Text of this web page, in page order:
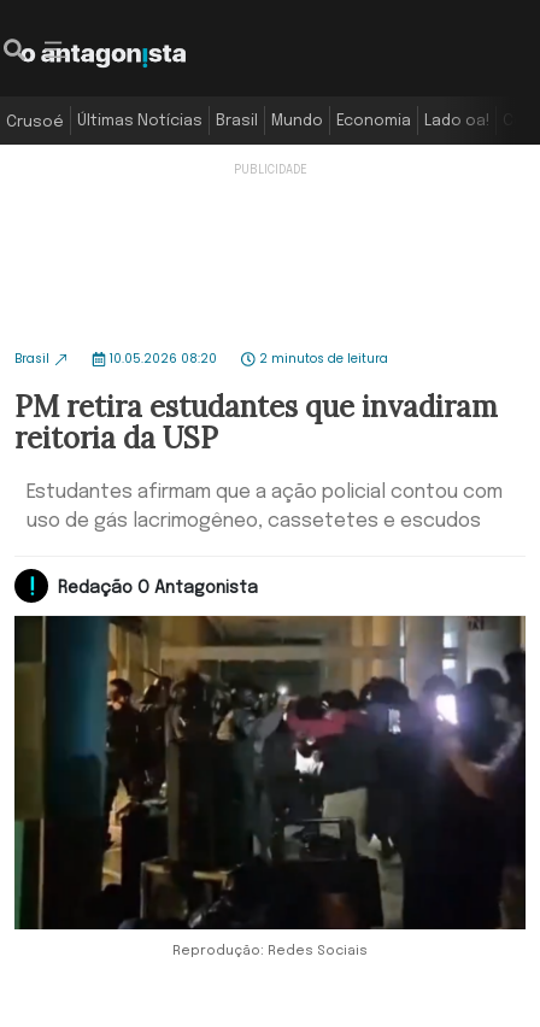
Crusoé Últimas Notícias Brasil Mundo Economia Lado oa!
Brasil 10.05.2026 08:20 2 minutos de leitura
PM retira estudantes que invadiram
reitoria da USP
Estudantes afirmam que a ação policial contou com
uso de gás lacrimogêneo, cassetetes e escudos
Redação O Antagonista
Reprodução: Redes Sociais